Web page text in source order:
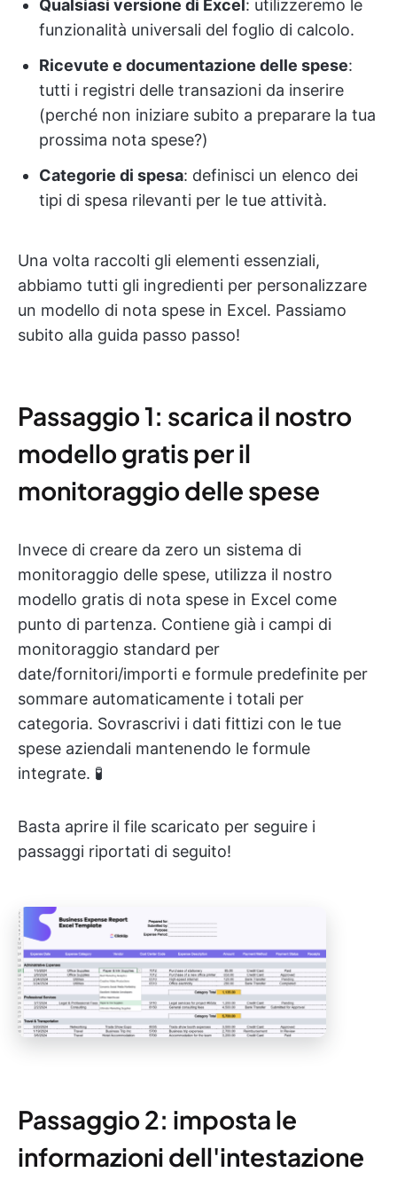
Qualsiasi versione di Excel : utilizzeremo le
funzionalità universali del foglio di calcolo.
Ricevute e documentazione delle spese:
tutti i registri delle transazioni da inserire
(perché non iniziare subito a preparare la tua
prossima nota spese?)
Categorie di spesa: definisci un elenco dei
tipi di spesa rilevanti per le tue attività.
Una volta raccolti gli elementi essenziali,
abbiamo tutti gli ingredienti per personalizzare
un modello di nota spese in Excel. Passiamo
subito alla guida passo passo!
Passaggio 1: scarica il nostro
modello gratis per il
monitoraggio delle spese
Invece di creare da zero un sistema di
monitoraggio delle spese, utilizza il nostro
modello gratis di nota spese in Excel come
punto di partenza. Contiene già i campi di
monitoraggio standard per
date/fornitori/importi e formule predefinite per
sommare automaticamente i totali per
categoria. Sovrascrivi i dati fittizi con le tue
spese aziendali mantenendo le formule
integrate. 🧪
Basta aprire il file scaricato per seguire i
passaggi riportati di seguito!
Passaggio 2: imposta le
informazioni dell'intestazione